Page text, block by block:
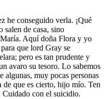
he conseguido verla. ¡Qué
salen de casa, sino
Aquí doña Flora y yo
que lord Gray se
pero es tan prudente y
avaro su tesoro. Lo sabemos
algunas, muy pocas personas
de que es cierto, hijo mío. Ten
Cuidado con el suicidio.